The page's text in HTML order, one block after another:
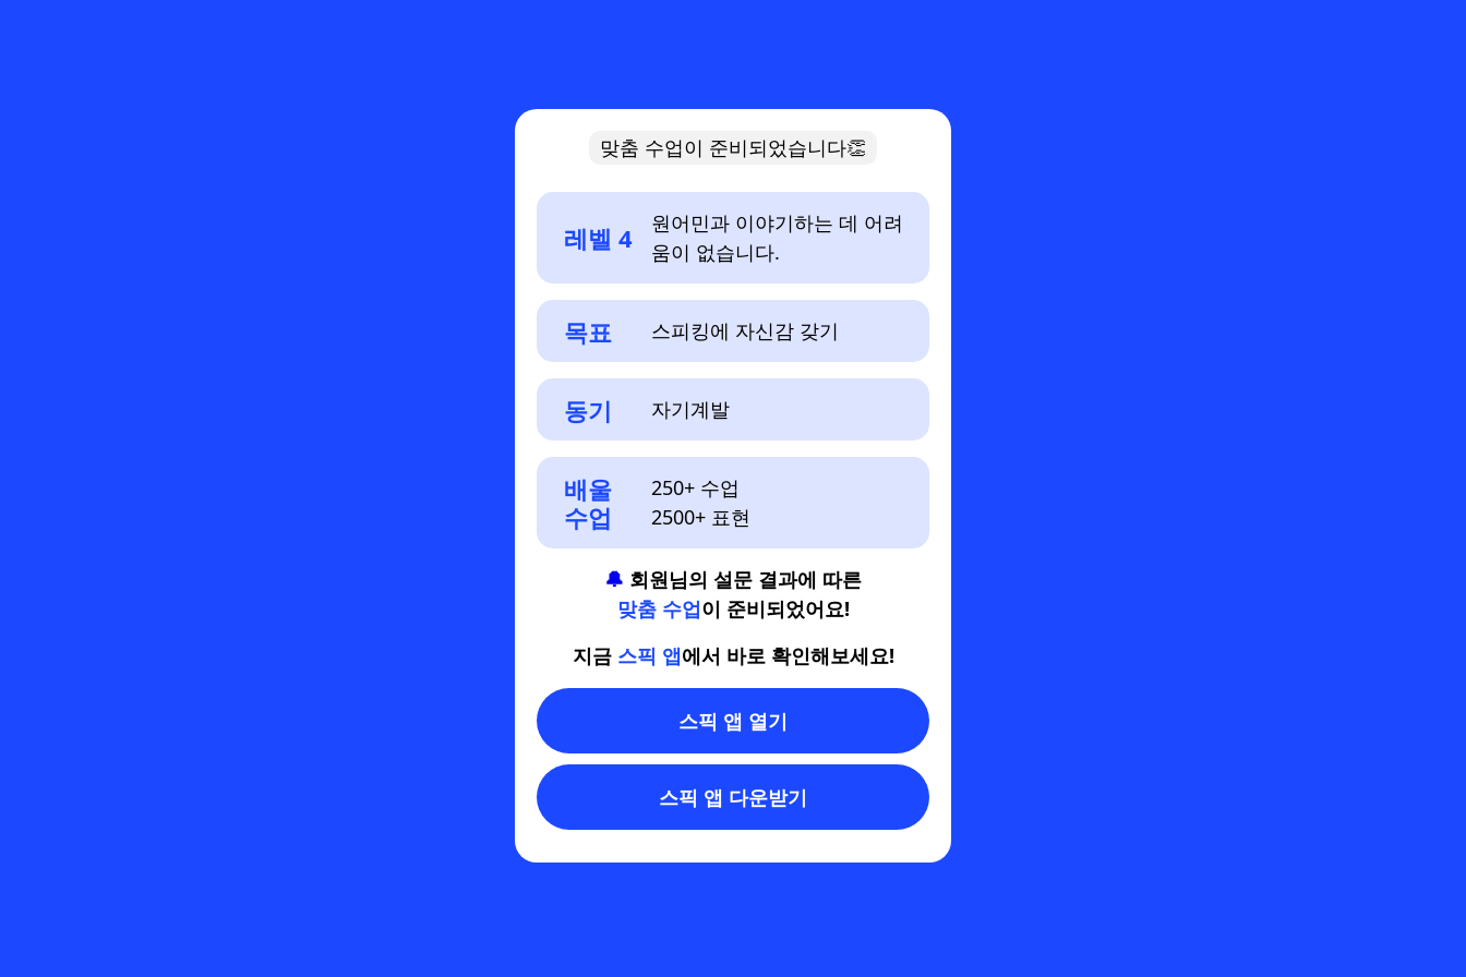
맞춤 수업이 준비되었습니다👏
레벨 4
원어민과 이야기하는 데 어려
움이 없습니다.
목표 스피킹에 자신감 갖기
동기 자기계발
배울
수업
250+ 수업
2500+ 표현
🔔 회원님의 설문 결과에 따른
맞춤 수업이 준비되었어요!
지금 스픽 앱에서 바로 확인해보세요!
스픽 앱 열기
스픽 앱 다운받기